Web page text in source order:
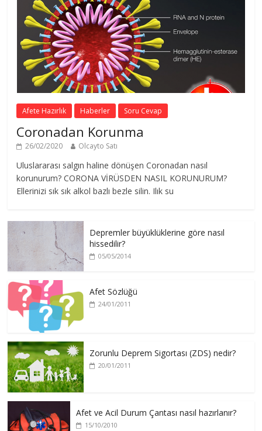
Afete Hazırlık Haberler Soru Cevap
Coronadan Korunma
26/02/2020 Olcayto Satı
Uluslararası salgın haline dönüşen Coronadan nasıl
korunurum? CORONA VİRÜSDEN NASIL KORUNURUM?
Ellerinizi sık sık alkol bazlı bezle silin. Ilık su
Depremler büyüklüklerine göre nasıl
hissedilir?
05/05/2014
Afet Sözlüğü
24/01/2011
Zorunlu Deprem Sigortası (ZDS) nedir?
20/01/2011
Afet ve Acil Durum Çantası nasıl hazırlanır?
15/10/2010